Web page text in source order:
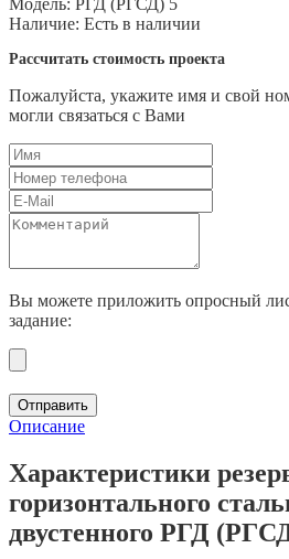
Наличие: Есть в наличии
Рассчитать стоимость проекта
Пожалуйста, укажите имя и свой
могли связаться с Вами
Вы можете приложить опросный
задание:
Отправить
Описание
Характеристики
горизонтального
двустенного РГД